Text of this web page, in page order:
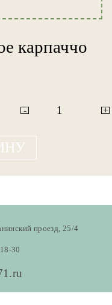
карпаччо
- +
проезд, 25/4
30